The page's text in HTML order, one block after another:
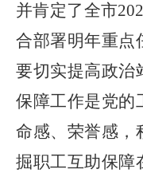
并肯定了全市
合部署明年重点
要切实提高政治
保障工作是党的
命感、荣誉感，
掘职工互助保障